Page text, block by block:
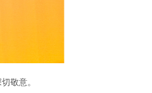
Centennial Award）。基金會總裁周